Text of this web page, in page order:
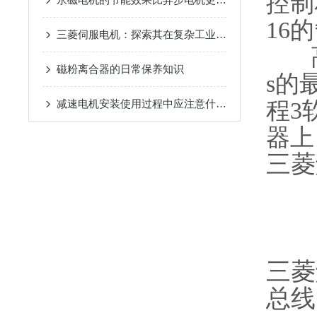
三菱伺服电机：探索其在复杂工业应用中的高性能表现与创新技术
磁粉离合器的日常保养知识
减速电机安装使用过程中应注意什么？
16
高
s的
程3
器
三
三
总线